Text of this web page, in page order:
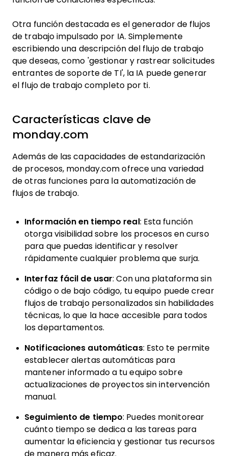
Otra función destacada es el generador de flujos
de trabajo impulsado por IA. Simplemente
escribiendo una descripción del flujo de trabajo
que deseas, como 'gestionar y rastrear solicitudes
entrantes de soporte de TI', la IA puede generar
el flujo de trabajo completo por ti.
Características clave de
monday.com
Además de las capacidades de estandarización
de procesos, monday.com ofrece una variedad
de otras funciones para la automatización de
flujos de trabajo.
Información en tiempo real : Esta función
otorga visibilidad sobre los procesos en curso
para que puedas identificar y resolver
rápidamente cualquier problema que surja.
Interfaz fácil de usar: Con una plataforma sin
código o de bajo código, tu equipo puede crear
flujos de trabajo personalizados sin habilidades
técnicas, lo que la hace accesible para todos
los departamentos.
Notificaciones automáticas: Esto te permite
establecer alertas automáticas para
mantener informado a tu equipo sobre
actualizaciones de proyectos sin intervención
manual.
Seguimiento de tiempo: Puedes monitorear
cuánto tiempo se dedica a las tareas para
aumentar la eficiencia y gestionar tus recursos
de manera más eficaz.